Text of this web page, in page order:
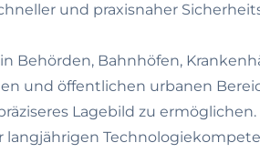
und praxisnaher
Behörden, Bahnhöfen,
und öffentlichen urbanen
Lagebild zu
langjährigen